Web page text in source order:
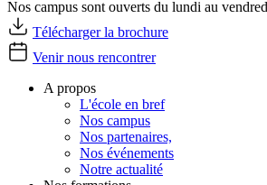
Nos campus sont ouverts du lundi au
Télécharger la brochure
Venir nous rencontrer
A propos
L'école en bref
Nos campus
Nos partenaires,
Nos événements
Notre actualité